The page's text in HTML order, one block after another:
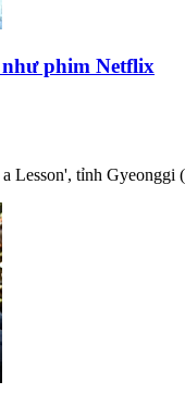
phim Netflix
Lesson', tỉnh